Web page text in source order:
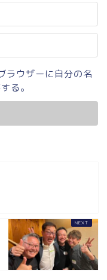
ラウザーに自分の名
る。